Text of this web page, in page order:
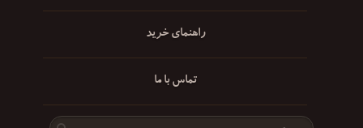
راهنمای خرید
تماس با ما